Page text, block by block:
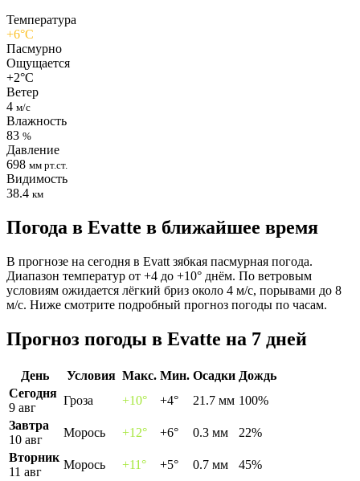
Температура
+6°C
Пасмурно
Ощущается
+2°C
Ветер
4 м/с
Влажность
83 %
Давление
698 мм рт.ст.
Видимость
38.4 км
Погода в Evattе в ближайшее время
В прогнозе на сегодня в Evatt зябкая пасмурная погода.
Диапазон температур от +4 до +10° днём. По ветровым
условиям ожидается лёгкий бриз около 4 м/с, порывами до 8
м/с. Ниже смотрите подробный прогноз погоды по часам.
Прогноз погоды в Evattе на 7 дней
День Условия Макс. Мин. Осадки Дождь
Сегодня
9 авг
Гроза +10° +4° 21.7 мм 100%
Завтра
10 авг
Морось +12° +6° 0.3 мм
22%
Вторник
11 авг
Морось +11° +5° 0.7 мм
45%